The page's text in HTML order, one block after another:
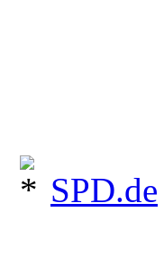
SPD.de